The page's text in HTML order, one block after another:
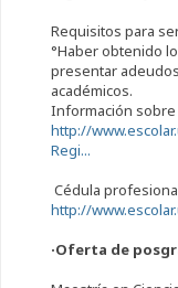
Requisitos para
°Haber obtenido
presentar
académicos.
Información
http://
Regi...
Cédula
http://
·Oferta de